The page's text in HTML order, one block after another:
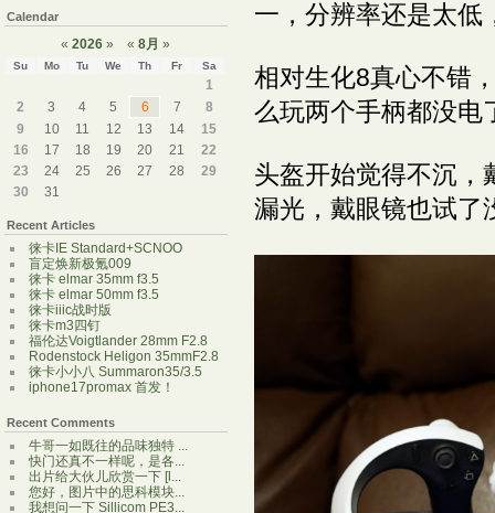
一，分辨率还是太低
相对生化8真心不错
么玩两个手柄都没电
头盔开始觉得不沉，
漏光，戴眼镜也试了
Calendar
« 2026 » « 8月 »
Su Mo Tu We Th Fr Sa
1
2
3 4 5 6 7
8
9
10 11 12 13 14
15
16
17 18 19 20 21
22
23
24 25 26 27 28
29
30
31
Recent Articles
徕卡IE Standard+SCNOO
盲定焕新极氪009
徕卡 elmar 35mm f3.5
徕卡 elmar 50mm f3.5
徕卡iiic战时版
徕卡m3四钉
福伦达Voigtlander 28mm F2.8
Rodenstock Heligon 35mmF2.8
徕卡小小八 Summaron35/3.5
iphone17promax 首发！
Recent Comments
牛哥一如既往的品味独特 ...
快门还真不一样呢，是各...
出片给大伙儿欣赏一下 [l...
您好，图片中的思科模块...
我想问一下 Sillicom PE3...